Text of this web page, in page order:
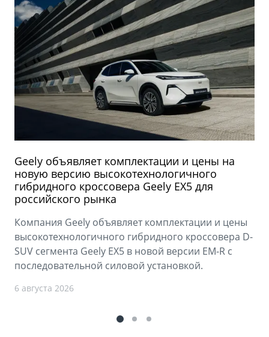
Geely объявляет комплектации и цены на
новую версию высокотехнологичного
гибридного кроссовера Geely EX5 для
российского рынка
Компания Geely объявляет комплектации и цены
высокотехнологичного гибридного кроссовера D-
SUV сегмента Geely EX5 в новой версии EM-R с
последовательной силовой установкой.
6 августа 2026